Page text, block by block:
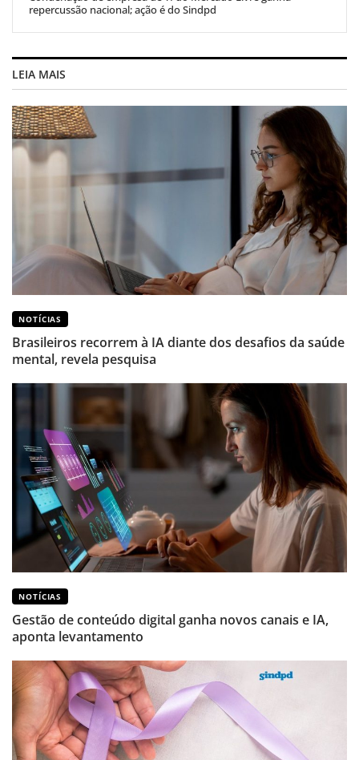
repercussão nacional; ação é do Sindpd
LEIA MAIS
NOTÍCIAS
Brasileiros recorrem à IA diante dos desafios da saúde
mental, revela pesquisa
NOTÍCIAS
Gestão de conteúdo digital ganha novos canais e IA,
aponta levantamento